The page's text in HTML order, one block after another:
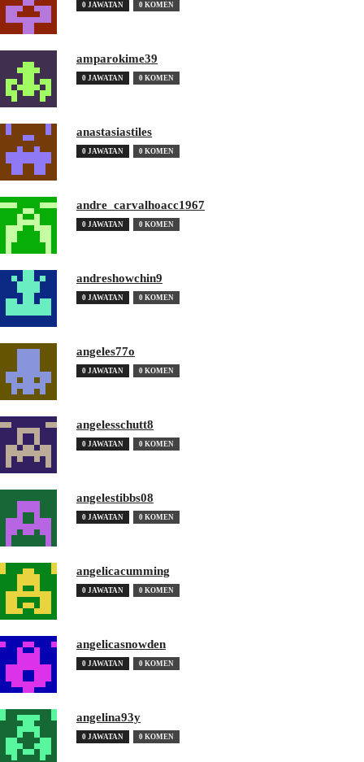
0 JAWATAN 0 KOMEN
amparokime39
0 JAWATAN 0 KOMEN
anastasiastiles
0 JAWATAN 0 KOMEN
andre_carvalhoacc1967
0 JAWATAN 0 KOMEN
andreshowchin9
0 JAWATAN 0 KOMEN
angeles77o
0 JAWATAN 0 KOMEN
angelesschutt8
0 JAWATAN 0 KOMEN
angelestibbs08
0 JAWATAN 0 KOMEN
angelicacumming
0 JAWATAN 0 KOMEN
angelicasnowden
0 JAWATAN 0 KOMEN
angelina93y
0 JAWATAN 0 KOMEN